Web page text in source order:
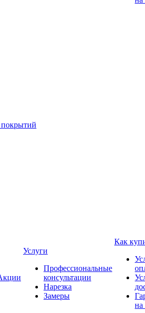
Услуги
Профессиональные
консультации
Нарезка
Замеры
Как
на